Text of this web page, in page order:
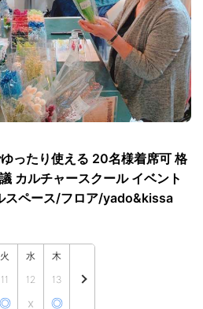
て
ゆったり使える 20名様着席可 格
カルチャースクール イベント
スペース/フロア/yado&kissa
火
11
◎
水
12
x
木
13
◎